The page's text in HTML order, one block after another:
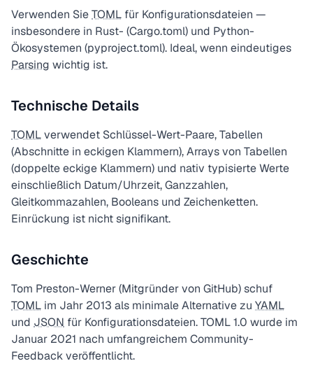
Verwenden SieTOML für Konfigurationsdateien —
insbesondere in Rust- (Cargo.toml) und Python-
Ökosystemen (pyproject.toml). Ideal, wenn eindeutiges
Parsing wichtig ist.
Technische Details
TOMLverwendet Schlüssel-Wert-Paare, Tabellen
(Abschnitte in eckigen Klammern), Arrays von Tabellen
(doppelte eckige Klammern) und nativ typisierte Werte
einschließlich Datum/Uhrzeit, Ganzzahlen,
Gleitkommazahlen, Booleans und Zeichenketten.
Einrückung ist nicht signifikant.
Geschichte
Tom Preston-Werner (Mitgründer von GitHub) schuf
TOML im Jahr 2013 als minimale Alternative zu YAML
und JSON für Konfigurationsdateien. TOML 1.0 wurde im
Januar 2021 nach umfangreichem Community-
Feedback veröffentlicht.